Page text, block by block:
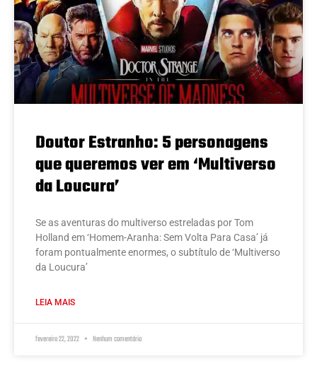
Doutor Estranho: 5 personagens
que queremos ver em ‘Multiverso
da Loucura’
Se as aventuras do multiverso estreladas por Tom
Holland em ‘Homem-Aranha: Sem Volta Para Casa’ já
foram pontualmente enormes, o subtítulo de ‘Multiverso
da Loucura’
LEIA MAIS
fevereiro 22, 2022 Nenhum comentário